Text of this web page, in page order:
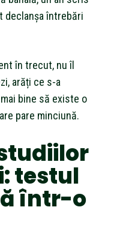
declanșa întrebări
în trecut, nu îl
arăți ce s-a
bine să existe o
pare minciună.
testul
într-o